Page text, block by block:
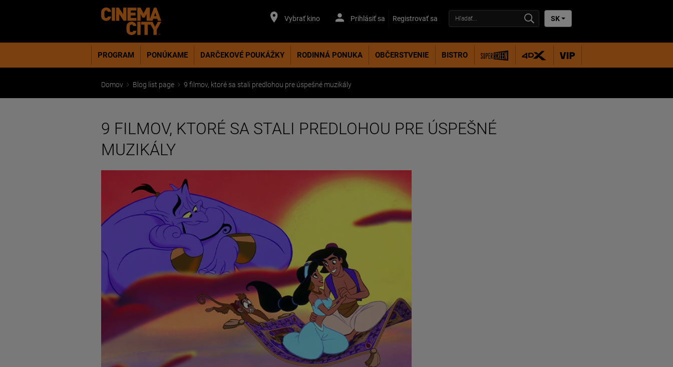
Vybrať kino Prihlásiť sa Registrovať sa SK
PROGRAM PONÚKAME DARČEKOVÉ POUKÁŽKY RODINNÁ PONUKA OBČERSTVENIE BISTRO
Domov Blog list page 9 filmov, ktoré sa stali predlohou pre úspešné muzikály
9 FILMOV, KTORÉ SA STALI PREDLOHOU PRE ÚSPEŠNÉ
MUZIKÁLY